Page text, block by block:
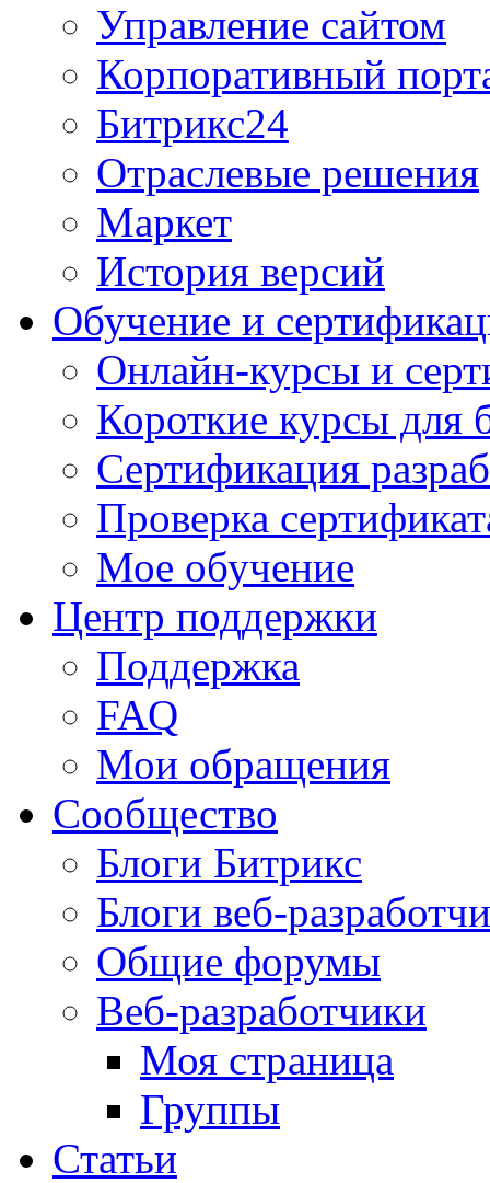
Управление сайтом
Корпоративный
Битрикс24
Отраслевые решения
Маркет
История версий
Обучение и
Онлайн-курсы и
Короткие курсы для
Сертификация
Проверка
Мое обучение
Центр поддержки
Поддержка
FAQ
Мои обращения
Сообщество
Блоги Битрикс
Блоги веб-
Общие форумы
Веб-разработчики
Моя страница
Группы
Статьи